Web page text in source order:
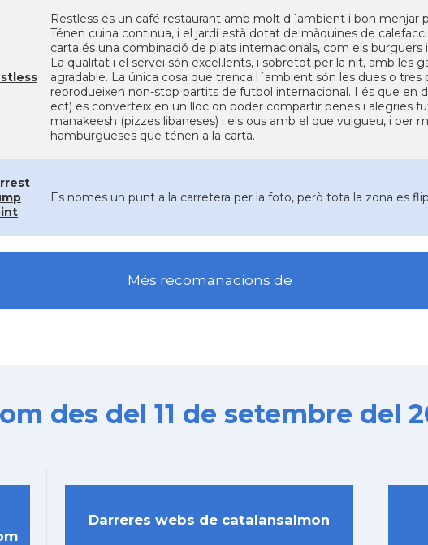
Restless és un café restaurant amb molt d´ambient i bon menjar
Ténen cuina continua, i el jardí està dotat de màquines de
carta és una combinació de plats internacionals, com els burguers
La qualitat i el servei són excel.lents, i sobretot per la nit, amb les
agradable. La única cosa que trenca l´ambient són les dues o
reprodueixen non-stop partits de futbol internacional. I és que en
ect) es converteix en un lloc on poder compartir penes i alegries
manakeesh (pizzes libaneses) i els ous amb el que vulgueu, i per
hamburgueses que ténen a la carta.
Es nomes un punt a la carretera per la foto, però tota la zona es
Més recomanacions de
des del 11 de setembre del
Darreres webs de catalansalmon